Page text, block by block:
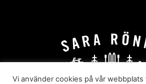
Vi använder cookies på vår